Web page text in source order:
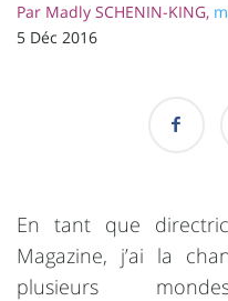
Par Madly SCHENIN-KING,
5 Déc 2016
En tant que
Magazine, j’ai la
plusieurs